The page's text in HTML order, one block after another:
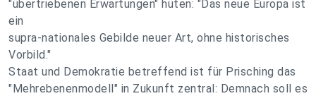
"übertriebenen Erwartungen" hüten: "Das neue Europa ist
ein
supra-nationales Gebilde neuer Art, ohne historisches
Vorbild."
Staat und Demokratie betreffend ist für Prisching das
"Mehrebenenmodell" in Zukunft zentral: Demnach soll es